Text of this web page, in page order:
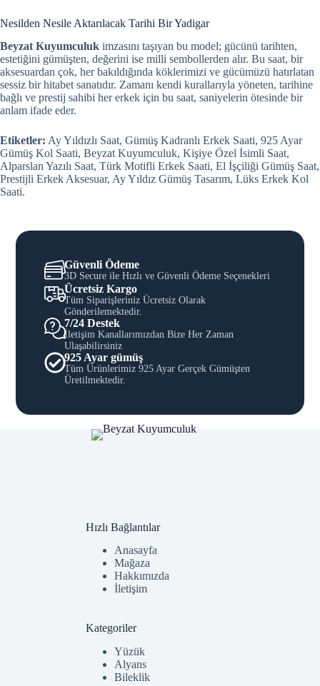
Nesilden Nesile Aktarılacak Tarihi Bir Yadigar
Beyzat Kuyumculuk imzasını taşıyan bu model; gücünü tarihten,
estetiğini gümüşten, değerini ise milli sembollerden alır. Bu saat, bir
aksesuardan çok, her bakıldığında köklerimizi ve gücümüzü hatırlatan
sessiz bir hitabet sanatıdır. Zamanı kendi kurallarıyla yöneten, tarihine
bağlı ve prestij sahibi her erkek için bu saat, saniyelerin ötesinde bir
anlam ifade eder.
Etiketler: Ay Yıldızlı Saat, Gümüş Kadranlı Erkek Saati, 925 Ayar
Gümüş Kol Saati, Beyzat Kuyumculuk, Kişiye Özel İsimli Saat,
Alparslan Yazılı Saat, Türk Motifli Erkek Saati, El İşçiliği Gümüş Saat,
Prestijli Erkek Aksesuar, Ay Yıldız Gümüş Tasarım, Lüks Erkek Kol
Saati.
Güvenli Ödeme
3D Secure ile Hızlı ve Güvenli Ödeme Seçenekleri
Ücretsiz Kargo
Tüm Siparişleriniz Ücretsiz Olarak
Gönderilemektedir.
7/24 Destek
İletişim Kanallarımızdan Bize Her Zaman
Ulaşabilirsiniz
925 Ayar gümüş
Tüm Ürünlerimiz 925 Ayar Gerçek Gümüşten
Üretilmektedir.
Hızlı Bağlantılar
Anasayfa
Mağaza
Hakkımızda
İletişim
Kategoriler
Yüzük
Alyans
Bileklik